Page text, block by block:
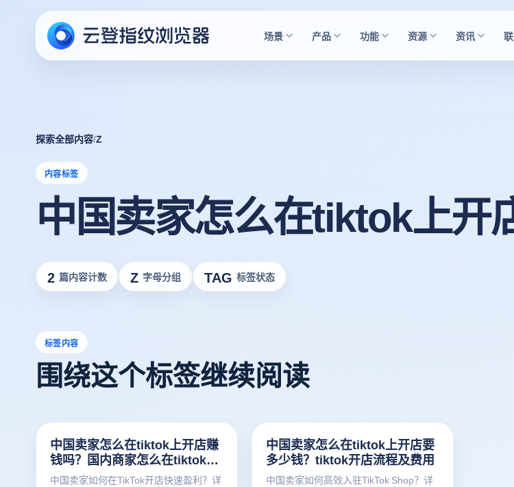
场景 产品 功能 资源 资讯
探索全部内容/Z
内容标签
中国卖家怎么在tiktok上开
2 篇内容计数 Z 字母分组 TAG 标签状态
标签内容
围绕这个标签继续阅读
中国卖家怎么在tiktok上开店赚
钱吗？国内商家怎么在tiktok卖
货
中国卖家如何在TikTok开店快速盈利？详
中国卖家怎么在tiktok上开店要
多少钱？tiktok开店流程及费用
中国卖家如何高效入驻TikTok Shop？详